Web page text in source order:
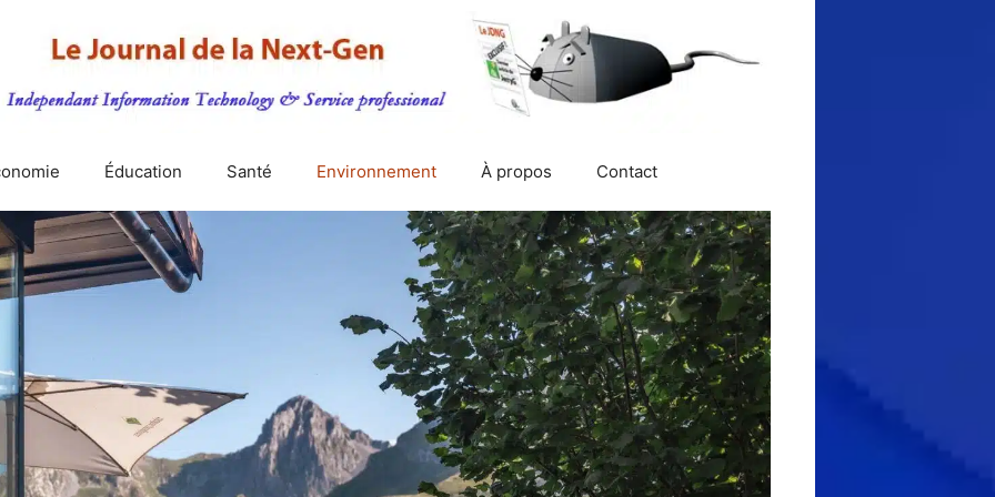
Éducation Santé Environnement À propos Contact